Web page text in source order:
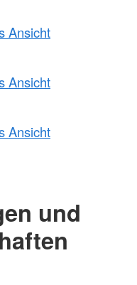
Ansicht
Ansicht
Ansicht
und